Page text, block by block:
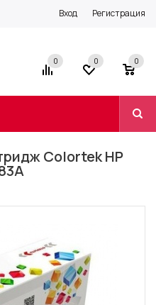
Вход Регистрация
0 0 0
Colortek HP